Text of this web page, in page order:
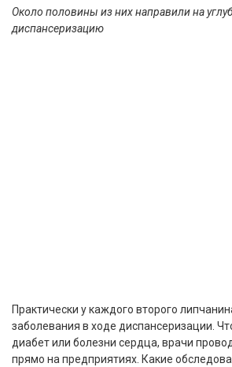
Около половины из них направили на
диспансеризацию
Практически у каждого второго
заболевания в ходе диспансеризации.
диабет или болезни сердца, врачи
прямо на предприятиях. Какие